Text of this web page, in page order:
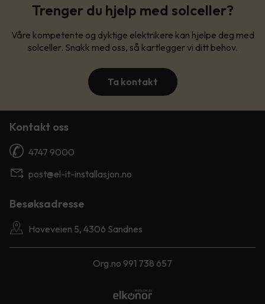
Trenger du hjelp med solceller?
Våre kompetente og dyktige elektrikere kan hjelpe deg med
solceller. Snakk med oss, så kartlegger vi ditt behov.
Ta kontakt
Kontakt oss
4747 9000
post@el-it-installasjon.no
Besøksadresse
Hoveveien 5, 4306 Sandnes
Org.no 991 738 657